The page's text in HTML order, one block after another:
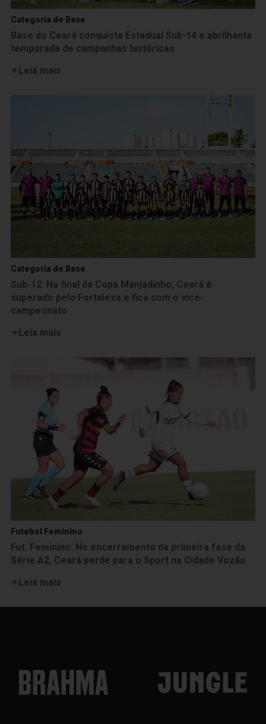
Categoria de Base
Base do Ceará conquista Estadual Sub-14 e abrilhanta
temporada de campanhas históricas
Leia mais
Categoria de Base
Sub-12: Na final da Copa Manjadinho, Ceará é
superado pelo Fortaleza e fica com o vice-
campeonato
Leia mais
Futebol Feminino
Fut. Feminino: No encerramento da primeira fase da
Série A2, Ceará perde para o Sport na Cidade Vozão
Leia mais